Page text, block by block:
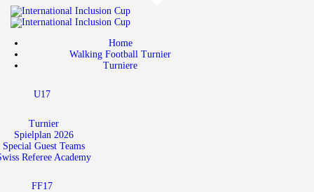
Home
Walking Football Turnier
Turniere
U17
Turnier
Spielplan 2026
Special Guest Teams
Referee Academy
FF17
Home
Walking Football Turnier
Unterstützer
Über uns
Archiv